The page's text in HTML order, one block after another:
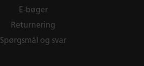
E-bøger
Returnering
Spørgsmål og svar